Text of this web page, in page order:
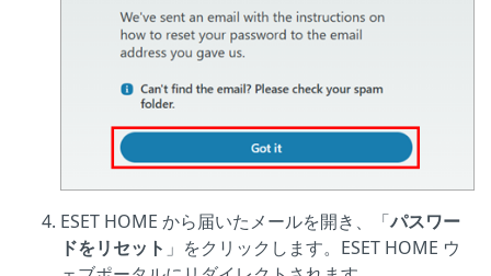
ESET HOME から届いたメールを開き、「パスワー
ドをリセット 」をクリックします。ESET HOME ウ